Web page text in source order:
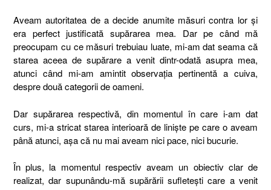
Aveam autoritatea de a decide anumite măsuri contra lor și
era perfect justificată supărarea mea. Dar pe când mă
preocupam cu ce măsuri trebuiau luate, mi-am dat seama că
starea aceea de supărare a venit dintr-odată asupra mea,
atunci când mi-am amintit observația pertinentă a cuiva,
despre două categorii de oameni.
Dar supărarea respectivă, din momentul în care i-am dat
curs, mi-a stricat starea interioară de liniște pe care o aveam
până atunci, așa că nu mai aveam nici pace, nici bucurie.
În plus, la momentul respectiv aveam un obiectiv clar de
realizat, dar supunându-mă supărării sufletești care a venit